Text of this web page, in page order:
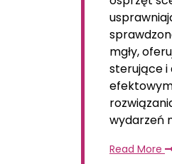
mgły,
sterujące i
wydarzeń
Read More